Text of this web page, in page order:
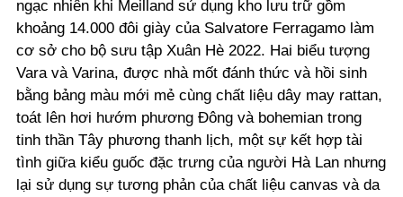
ngạc nhiên khi Meilland sử dụng kho lưu trữ gồm
khoảng 14.000 đôi giày của Salvatore Ferragamo làm
cơ sở cho bộ sưu tập Xuân Hè 2022. Hai biểu tượng
Vara và Varina, được nhà mốt đánh thức và hồi sinh
bằng bảng màu mới mẻ cùng chất liệu dây may rattan,
toát lên hơi hướm phương Đông và bohemian trong
tinh thần Tây phương thanh lịch, một sự kết hợp tài
tình giữa kiểu guốc đặc trưng của người Hà Lan nhưng
lại sử dụng sự tương phản của chất liệu canvas và da